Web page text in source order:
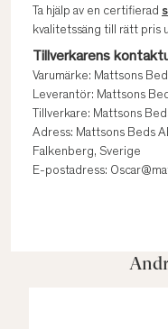
Ta hjälp av en certifierad
kvalitetssäng till rätt pris
Tillverkarens
Varumärke: Mattsons
Leverantör: Mattsons
Tillverkare: Mattsons
Adress: Mattsons Beds
Falkenberg, Sverige
E-postadress: